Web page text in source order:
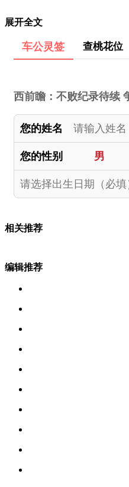
展开全文
车公灵签 查桃花位
西前瞻：不败纪录待续
您的姓名
您的性别 男
相关推荐
编辑推荐